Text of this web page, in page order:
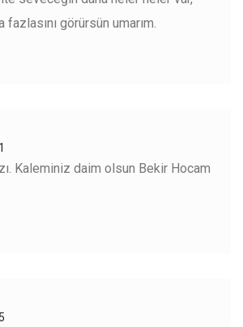
görürsün umarım.
Kaleminiz daim olsun Bekir Hocam